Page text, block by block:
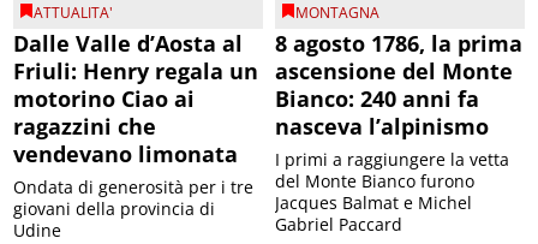
ATTUALITA'
Dalle Valle d’Aosta al
Friuli: Henry regala un
motorino Ciao ai
ragazzini che
vendevano limonata
Ondata di generosità per i tre
giovani della provincia di
Udine
MONTAGNA
8 agosto 1786, la prima
ascensione del Monte
Bianco: 240 anni fa
nasceva l’alpinismo
I primi a raggiungere la vetta
del Monte Bianco furono
Jacques Balmat e Michel
Gabriel Paccard